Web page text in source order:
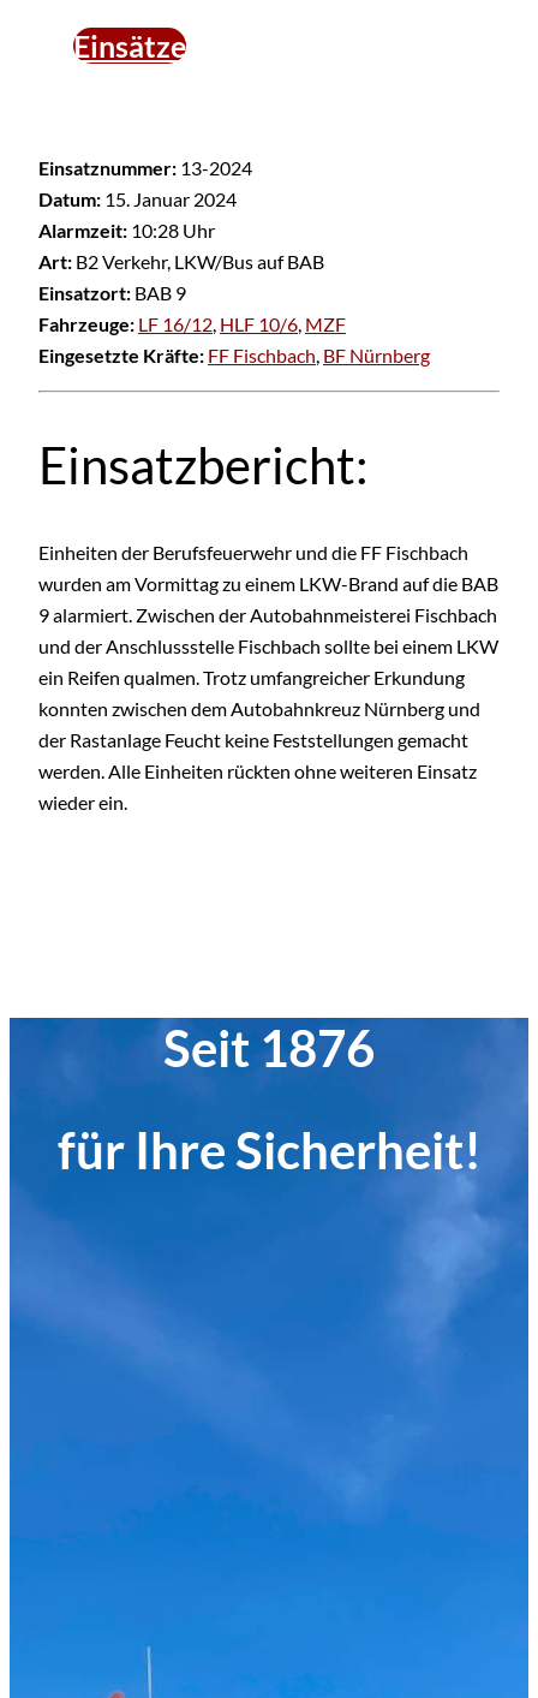
Einsätze
Einsatznummer: 13-2024
Datum: 15. Januar 2024
Alarmzeit: 10:28 Uhr
Art: B2 Verkehr, LKW/Bus auf BAB
Einsatzort: BAB 9
Fahrzeuge: LF 16/12 HLF 10/6 MZF
Eingesetzte Kräfte: FF Fischbach BF Nürnberg
Einsatzbericht:
Einheiten der Berufsfeuerwehr und die FF Fischbach
wurden am Vormittag zu einem LKW-Brand auf die BAB
9 alarmiert. Zwischen der Autobahnmeisterei Fischbach
und der Anschlussstelle Fischbach sollte bei einem LKW
ein Reifen qualmen. Trotz umfangreicher Erkundung
konnten zwischen dem Autobahnkreuz Nürnberg und
der Rastanlage Feucht keine Feststellungen gemacht
werden. Alle Einheiten rückten ohne weiteren Einsatz
wieder ein.
Seit 1876
für Ihre Sicherheit!